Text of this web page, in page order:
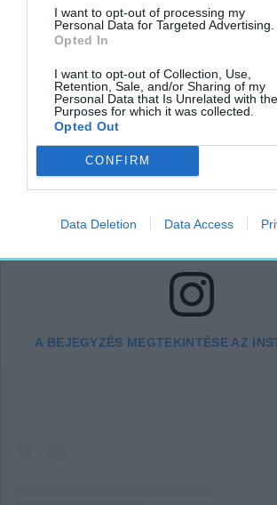
I want to opt-out of processing my
Personal Data for Targeted Advertising.
Opted In
I want to opt-out of Collection, Use,
Retention, Sale, and/or Sharing of my
Personal Data that Is Unrelated with the
Purposes for which it was collected.
Opted Out
CONFIRM
Data Deletion Data Access
Az elismerés bizonyítéka annak,
magyar design és építészeti
A BEJEGYZÉS MEGTEKINTÉSE AZ